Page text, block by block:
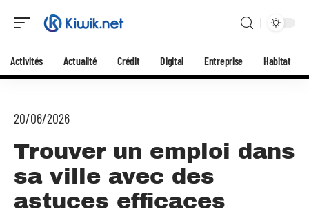
Activités Actualité Crédit Digital Entreprise Habitat
20/06/2026
Trouver un emploi dans
sa ville avec des
astuces efficaces